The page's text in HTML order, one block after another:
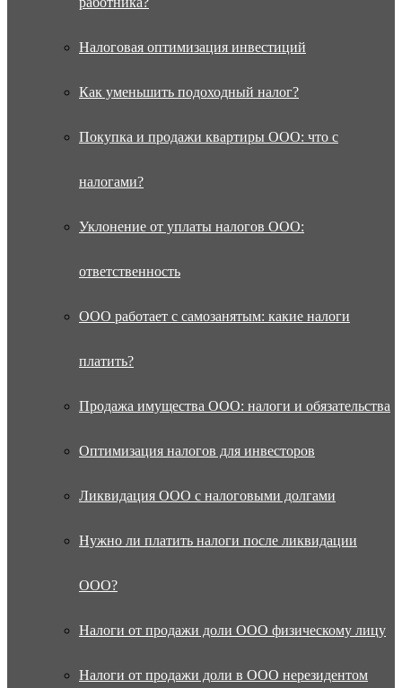
Налоговая оптимизация инвестиций
Как уменьшить подоходный налог?
Покупка и продажи квартиры ООО: что с
налогами?
Уклонение от уплаты налогов ООО:
ответственность
ООО работает с самозанятым: какие налоги
платить?
Продажа имущества ООО: налоги и обязательства
Оптимизация налогов для инвесторов
Ликвидация ООО с налоговыми долгами
Нужно ли платить налоги после ликвидации
ООО?
Налоги от продажи доли ООО физическому лицу
Налоги от продажи доли в ООО нерезидентом